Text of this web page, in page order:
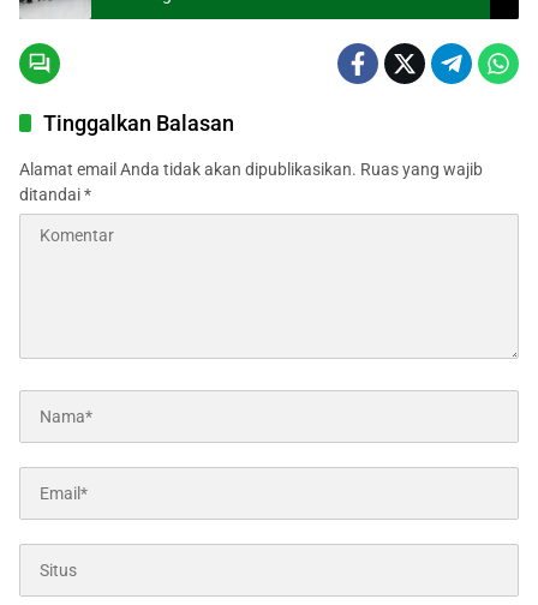
Tinggalkan Balasan
Alamat email Anda tidak akan dipublikasikan. Ruas yang wajib
ditandai*